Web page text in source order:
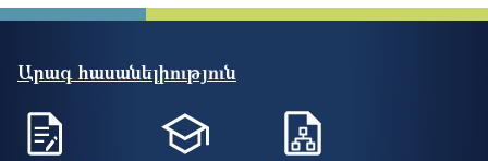
Արագ հասանելիություն